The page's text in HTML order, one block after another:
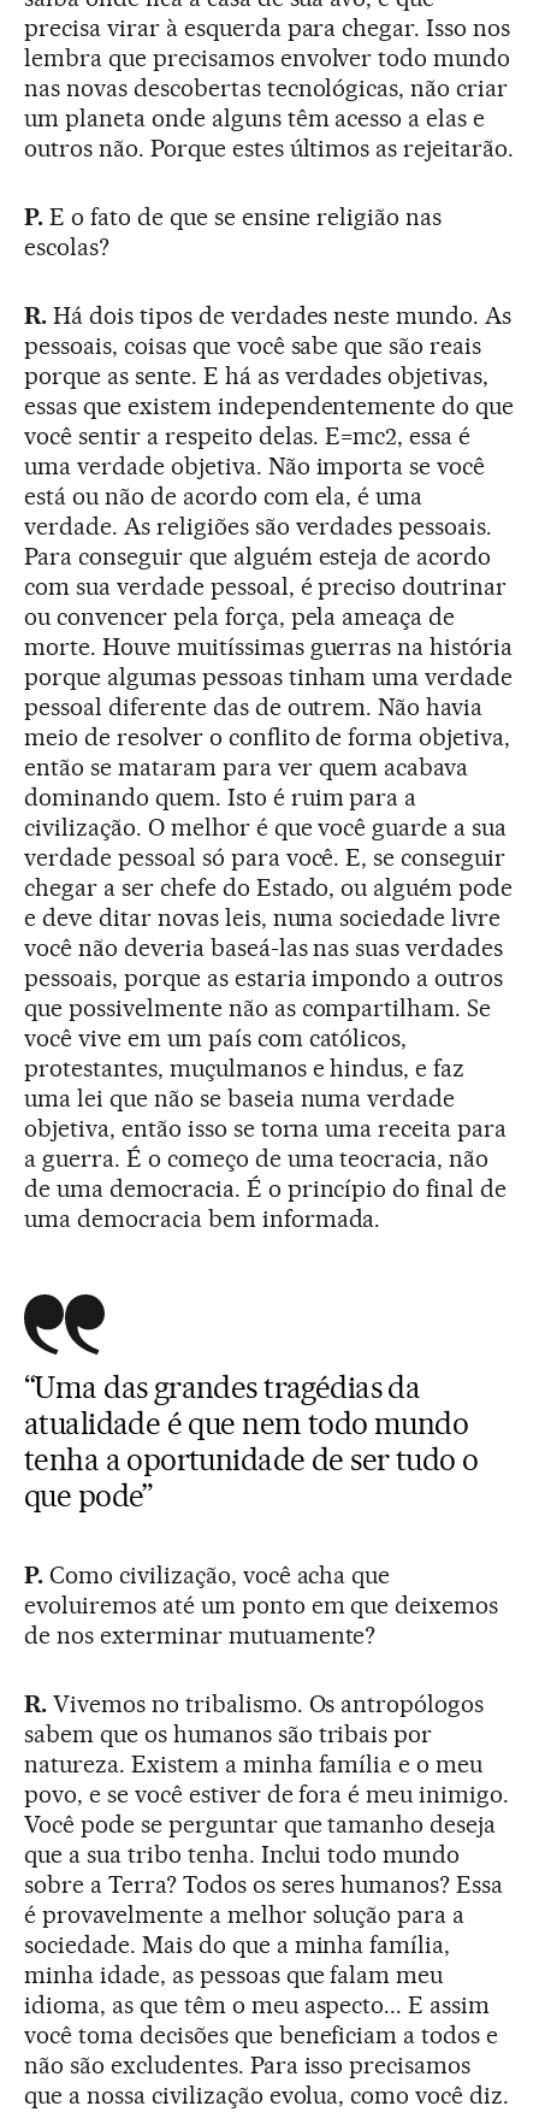
precisa virar à esquerda para chegar. Isso nos
lembra que precisamos envolver todo mundo
nas novas descobertas tecnológicas, não criar
um planeta onde alguns têm acesso a elas e
outros não. Porque estes últimos as rejeitarão.
P.E o fato de que se ensine religião nas
escolas?
R.Há dois tipos de verdades neste mundo. As
pessoais, coisas que você sabe que são reais
porque as sente. E há as verdades objetivas,
essas que existem independentemente do que
você sentir a respeito delas. E=mc2, essa é
uma verdade objetiva. Não importa se você
está ou não de acordo com ela, é uma
verdade. As religiões são verdades pessoais.
Para conseguir que alguém esteja de acordo
com sua verdade pessoal, é preciso doutrinar
ou convencer pela força, pela ameaça de
morte. Houve muitíssimas guerras na história
porque algumas pessoas tinham uma verdade
pessoal diferente das de outrem. Não havia
meio de resolver o conflito de forma objetiva,
então se mataram para ver quem acabava
dominando quem. Isto é ruim para a
civilização. O melhor é que você guarde a sua
verdade pessoal só para você. E, se conseguir
chegar a ser chefe do Estado, ou alguém pode
e deve ditar novas leis, numa sociedade livre
você não deveria baseá-las nas suas verdades
pessoais, porque as estaria impondo a outros
que possivelmente não as compartilham. Se
você vive em um país com católicos,
protestantes, muçulmanos e hindus, e faz
uma lei que não se baseia numa verdade
objetiva, então isso se torna uma receita para
a guerra. É o começo de uma teocracia, não
de uma democracia. É o princípio do final de
uma democracia bem informada.
“Uma das grandes tragédias da
atualidade é que nem todo mundo
tenha a oportunidade de ser tudo o
que pode”
P.Como civilização, você acha que
evoluiremos até um ponto em que deixemos
de nos exterminar mutuamente?
R.Vivemos no tribalismo. Os antropólogos
sabem que os humanos são tribais por
natureza. Existem a minha família e o meu
povo, e se você estiver de fora é meu inimigo.
Você pode se perguntar que tamanho deseja
que a sua tribo tenha. Inclui todo mundo
sobre a Terra? Todos os seres humanos? Essa
é provavelmente a melhor solução para a
sociedade. Mais do que a minha família,
minha idade, as pessoas que falam meu
idioma, as que têm o meu aspecto... E assim
você toma decisões que beneficiam a todos e
não são excludentes. Para isso precisamos
que a nossa civilização evolua, como você diz.